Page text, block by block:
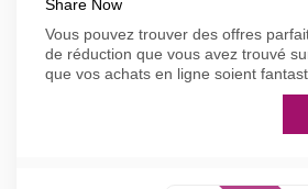
Share Now
Vous pouvez trouver des offres
de réduction que vous avez trouvé
que vos achats en ligne soient